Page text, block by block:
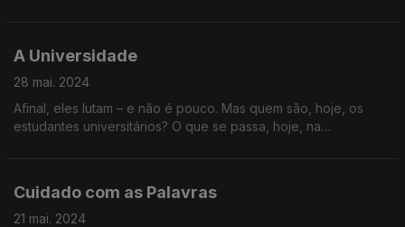
A Universidade
28 mai. 2024
Afinal, eles lutam – e não é pouco. Mas quem são, hoje, os
estudantes universitários? O que se passa, hoje, na
Cuidado com as Palavras
21 mai. 2024